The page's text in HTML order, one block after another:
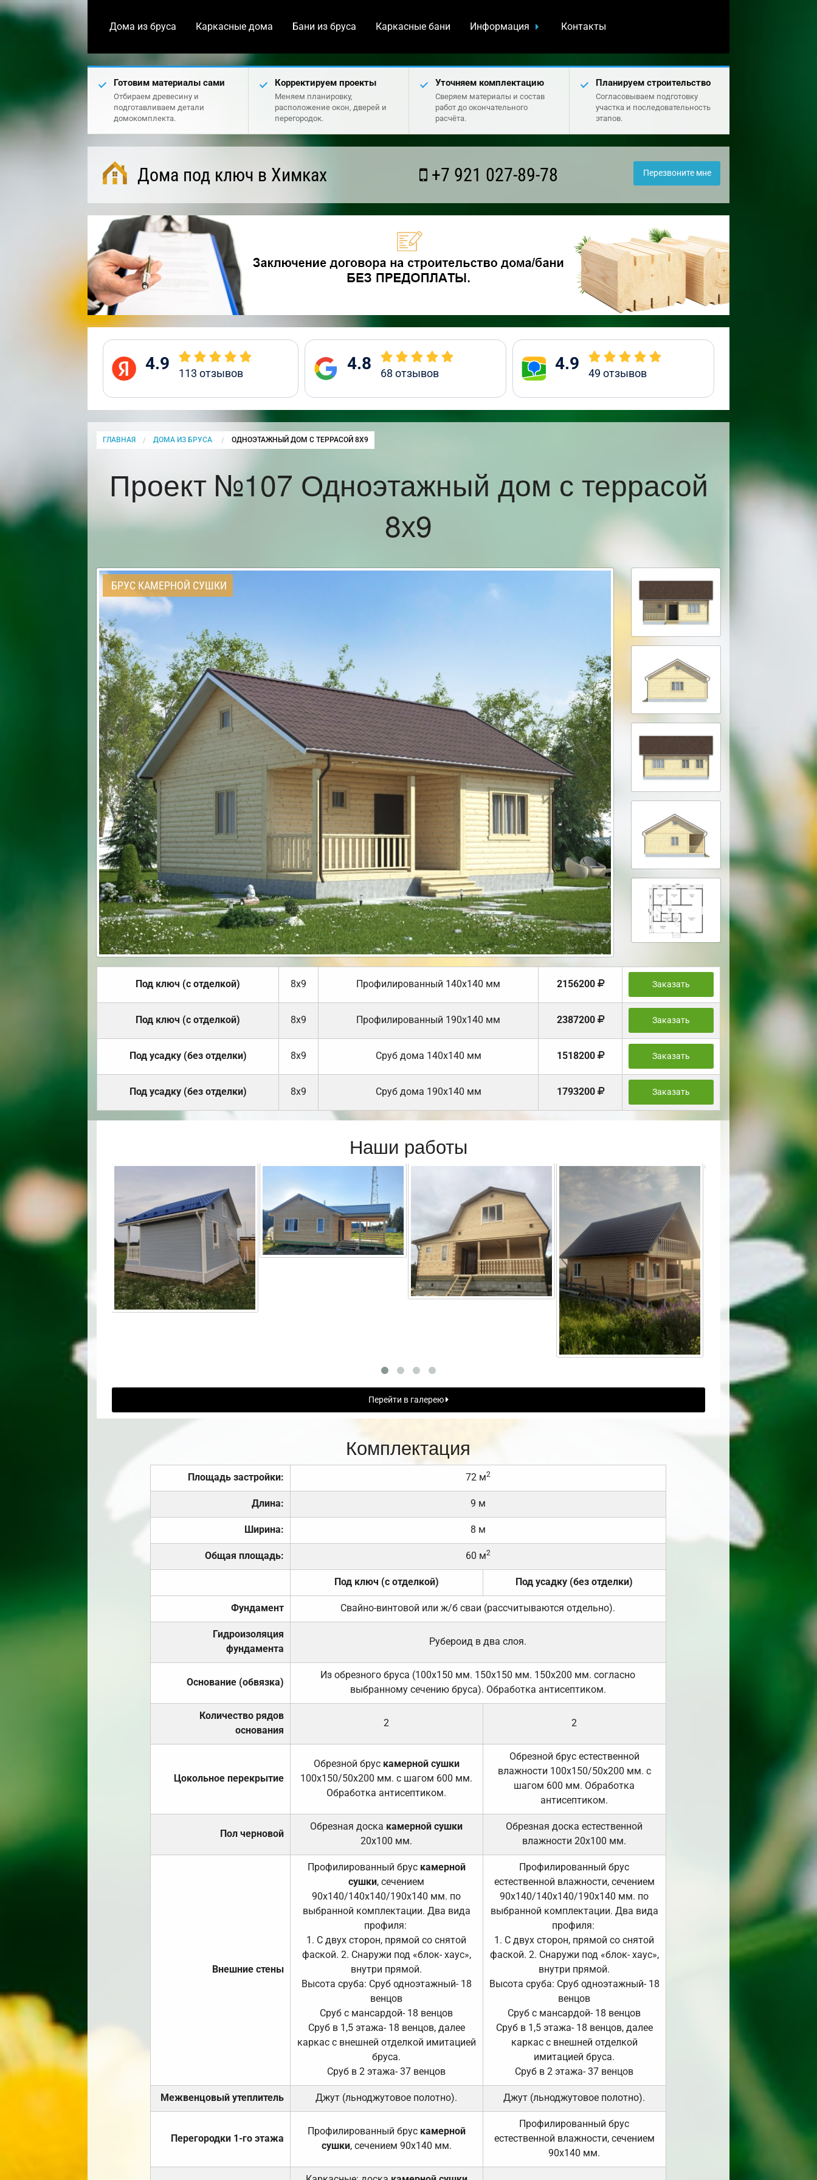
Дома из бруса Каркасные дома Бани из бруса Каркасные бани Информация Контакты
Готовим материалы сами
Отбираем древесину и
подготавливаем детали
домокомплекта.
Корректируем проекты
Меняем планировку,
расположение окон, дверей и
перегородок.
Уточняем комплектацию
Сверяем материалы и состав
работ до окончательного
расчёта.
Планируем строительство
Согласовываем подготовку
участка и последовательность
этапов.
Дома под ключ в Химках +7 921 027-89-78 Перезвоните мне
4.9 113 отзывов 4.8 68 отзывов 4.9 49 отзывов
ГЛАВНАЯ ДОМА ИЗ БРУСА CURRENT:
ОДНОЭТАЖНЫЙ ДОМ С ТЕРРАСОЙ 8Х9
Проект №107 Одноэтажный дом с террасой
8х9
БРУС КАМЕРНОЙ СУШКИ
Под ключ (с отделкой) 8х9 Профилированный 140х140 мм 2156200 Заказать
Под ключ (с отделкой) 8х9 Профилированный 190х140 мм 2387200 Заказать
Под усадку (без отделки) 8х9 Cруб дома 140х140 мм 1518200 Заказать
Под усадку (без отделки) 8х9 Cруб дома 190х140 мм 1793200 Заказать
Наши работы
Перейти в галерею
Комплектация
Площадь застройки: 72 м2
Длина: 9 м
Ширина: 8 м
Общая площадь: 60 м2
Под ключ (с отделкой) Под усадку (без отделки)
Фундамент Свайно-винтовой или ж/б сваи (рассчитываются отдельно).
Гидроизоляция
фундамента
Рубероид в два слоя.
Основание (обвязка)
Из обрезного бруса (100х150 мм. 150х150 мм. 150х200 мм. согласно
выбранному сечению бруса). Обработка антисептиком.
Количество рядов
основания
2 2
Цокольное перекрытие
Обрезной брус камерной сушки
100х150/50х200 мм. с шагом 600 мм.
Обработка антисептиком.
Обрезной брус естественной
влажности 100х150/50х200 мм. с
шагом 600 мм. Обработка
антисептиком.
Пол черновой
Обрезная доска камерной сушки
20х100 мм.
Обрезная доска естественной
влажности 20х100 мм.
Внешние стены
Профилированный брус камерной
сушки, сечением
90х140/140х140/190х140 мм. по
выбранной комплектации. Два вида
профиля:
1. С двух сторон, прямой со снятой
фаской. 2. Снаружи под «блок- хаус»,
внутри прямой.
Высота сруба: Сруб одноэтажный- 18
венцов
Сруб с мансардой- 18 венцов
Сруб в 1,5 этажа- 18 венцов, далее
каркас с внешней отделкой имитацией
бруса.
Сруб в 2 этажа- 37 венцов
Профилированный брус
естественной влажности, сечением
90х140/140х140/190х140 мм. по
выбранной комплектации. Два вида
профиля:
1. С двух сторон, прямой со снятой
фаской. 2. Снаружи под «блок- хаус»,
внутри прямой.
Высота сруба: Сруб одноэтажный- 18
венцов
Сруб с мансардой- 18 венцов
Сруб в 1,5 этажа- 18 венцов, далее
каркас с внешней отделкой
имитацией бруса.
Сруб в 2 этажа- 37 венцов
Межвенцовый утеплитель Джут (льноджутовое полотно). Джут (льноджутовое полотно).
Перегородки 1-го этажа
Профилированный брус камерной
сушки, сечением 90х140 мм.
Профилированный брус
естественной влажности, сечением
90х140 мм.